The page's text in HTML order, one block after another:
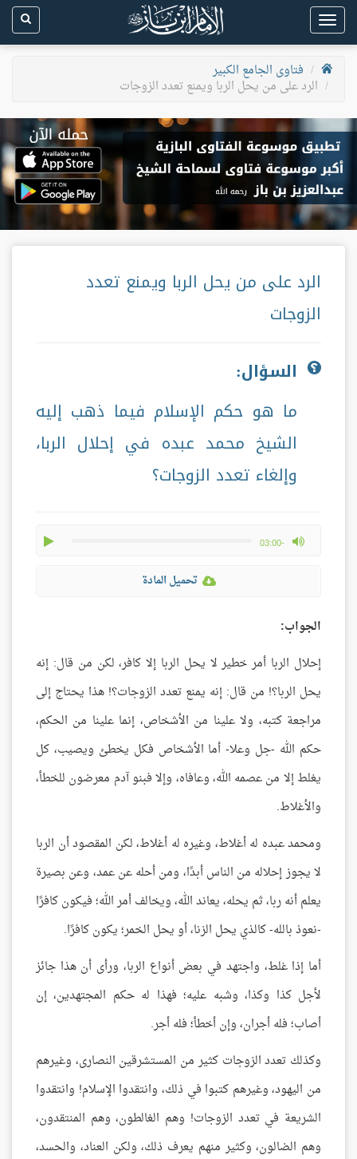
Toggle
navigation
فتاوى الجامع الكبير
الرد على من يحل الربا ويمنع تعدد الزوجات
الرد على من يحل الربا ويمنع تعدد
الزوجات
السؤال:
ما هو حكم الإسلام فيما ذهب إليه
الشيخ محمد عبده في إحلال الربا،
وإلغاء تعدد الزوجات؟
-03:00
max volume
تحميل المادة
الجواب:
إحلال الربا أمر خطير لا يحل الربا إلا كافر، لكن من قال: إنه
يحل الربا؟! من قال: إنه يمنع تعدد الزوجات؟! هذا يحتاج إلى
مراجعة كتبه، ولا علينا من الأشخاص، إنما علينا من الحكم،
حكم الله -جل وعلا- أما الأشخاص فكل يخطئ ويصيب، كل
يغلط إلا من عصمه الله، وعافاه، وإلا فبنو آدم معرضون للخطأ،
والأغلاط.
ومحمد عبده له أغلاط، وغيره له أغلاط، لكن المقصود أن الربا
لا يجوز إحلاله من الناس أبدًا، ومن أحله عن عمد، وعن بصيرة
يعلم أنه ربا، ثم يحله، يعاند الله، ويخالف أمر الله؛ فيكون كافرًا
-نعوذ بالله- كالذي يحل الزنا، أو يحل الخمر؛ يكون كافرًا.
أما إذا غلط، واجتهد في بعض أنواع الربا، ورأى أن هذا جائز
لأجل كذا وكذا، وشبه عليه؛ فهذا له حكم المجتهدين، إن
أصاب؛ فله أجران، وإن أخطأ؛ فله أجر.
وكذلك تعدد الزوجات كثير من المستشرقين النصارى، وغيرهم
من اليهود، وغيرهم كتبوا في ذلك، وانتقدوا الإسلام! وانتقدوا
الشريعة في تعدد الزوجات! وهم الغالطون، وهم المنتقدون،
وهم الضالون، وكثير منهم يعرف ذلك، ولكن العناد، والحسد،